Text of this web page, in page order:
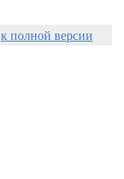
к полной версии